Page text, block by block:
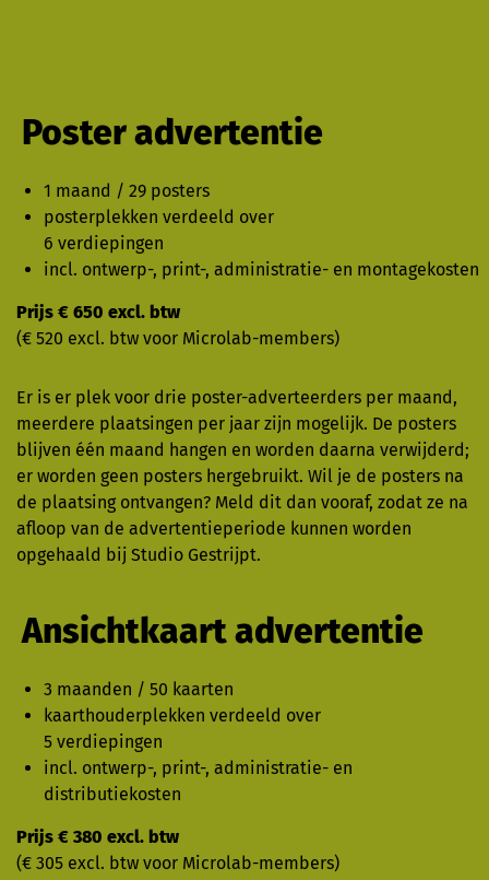
Poster advertentie
1 maand / 29 posters
posterplekken verdeeld over
6 verdiepingen
incl. ontwerp-, print-, administratie- en montagekosten
Prijs € 650 excl. btw
(€ 520 excl. btw voor Microlab-members)
Er is er plek voor drie poster-adverteerders per maand,
meerdere plaatsingen per jaar zijn mogelijk. De posters
blijven één maand hangen en worden daarna verwijderd;
er worden geen posters hergebruikt. Wil je de posters na
de plaatsing ontvangen? Meld dit dan vooraf, zodat ze na
afloop van de advertentieperiode kunnen worden
opgehaald bij Studio Gestrijpt.
Ansichtkaart advertentie
3 maanden / 50 kaarten
kaarthouderplekken verdeeld over
5 verdiepingen
incl. ontwerp-, print-, administratie- en
distributiekosten
Prijs € 380 excl. btw
(€ 305 excl. btw voor Microlab-members)